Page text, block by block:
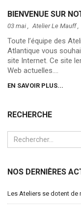
BIENVENUE SUR
03 mai , Atelier Le Mauff,
Toute l’équipe des
Atlantique vous
site Internet. Ce site
Web actuelles....
EN SAVOIR PLUS...
RECHERCHE
NOS DERNIÈRES
Les Ateliers se dotent de